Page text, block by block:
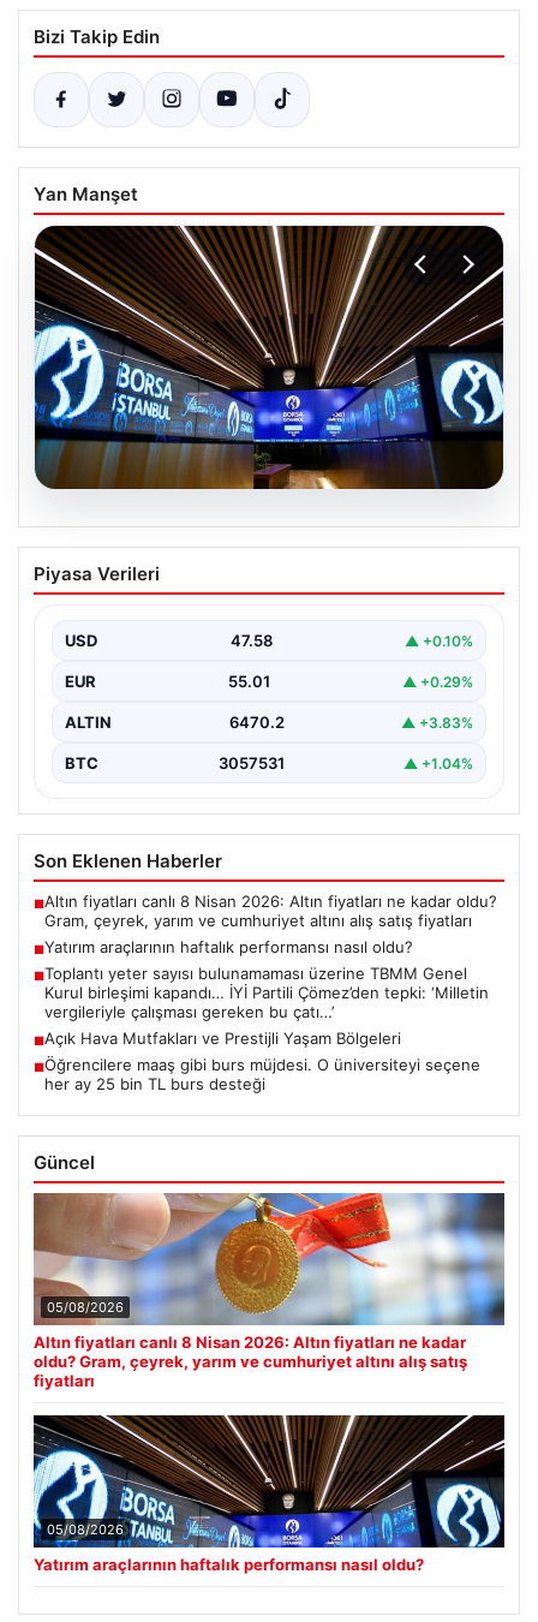
Bizi Takip Edin
Yan Manşet
05.08.2026
Yatırım araçlarının haftalık performansı
nasıl oldu?
bazda ortalama yüzde 0,27 değer kaybederken,
altının…
Piyasa Verileri
USD 47.58 ▲ +0.10%
EUR 55.01 ▲ +0.29%
ALTIN 6470.2 ▲ +3.83%
BTC 3057531 ▲ +1.04%
Son Eklenen Haberler
■Altın fiyatları canlı 8 Nisan 2026: Altın fiyatları ne kadar oldu?
Gram, çeyrek, yarım ve cumhuriyet altını alış satış fiyatları
■Yatırım araçlarının haftalık performansı nasıl oldu?
■Toplantı yeter sayısı bulunamaması üzerine TBMM Genel
Kurul birleşimi kapandı… İYİ Partili Çömez’den tepki: ‘Milletin
vergileriyle çalışması gereken bu çatı…’
■Açık Hava Mutfakları ve Prestijli Yaşam Bölgeleri
■Öğrencilere maaş gibi burs müjdesi. O üniversiteyi seçene
her ay 25 bin TL burs desteği
Güncel
05/08/2026
Altın fiyatları canlı 8 Nisan 2026: Altın fiyatları ne kadar
oldu? Gram, çeyrek, yarım ve cumhuriyet altını alış satış
fiyatları
05/08/2026
Yatırım araçlarının haftalık performansı nasıl oldu?